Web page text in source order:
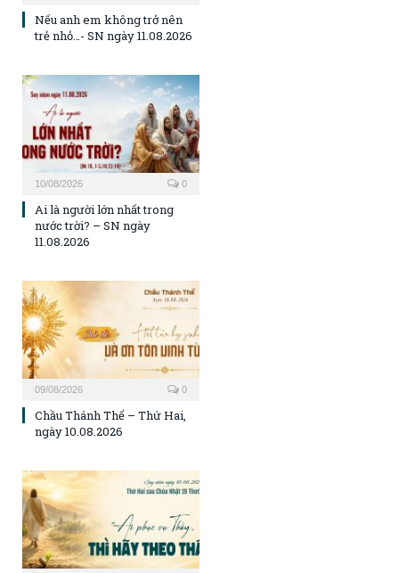
Nếu anh em không trở nên
trẻ nhỏ…- SN ngày 11.08.2026
10/08/2026 0
Ai là người lớn nhất trong
nước trời? – SN ngày
11.08.2026
09/08/2026 0
Chầu Thánh Thể – Thứ Hai,
ngày 10.08.2026